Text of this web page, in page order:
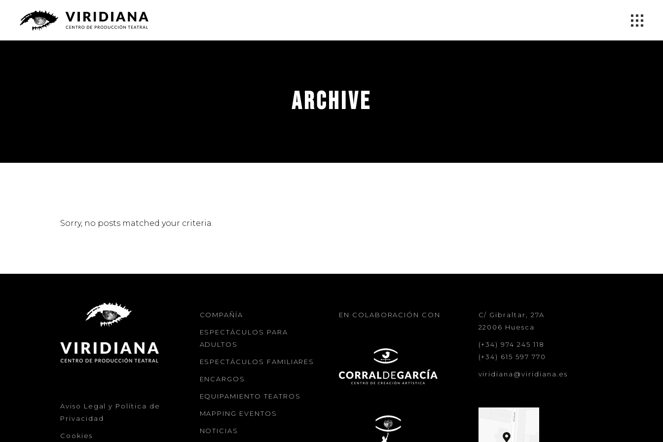
Archive
Sorry, no posts matched your criteria.
Aviso Legal y Política de
Privacidad
Cookies
COMPAÑÍA
ESPECTÁCULOS PARA
ADULTOS
ESPECTÁCULOS FAMILIARES
ENCARGOS
EQUIPAMIENTO TEATROS
MAPPING EVENTOS
NOTICIAS
EN COLABORACIÓN CON
C/ Gibraltar, 27A
22006 Huesca
(+34) 974 245 118
(+34) 615 597 770
viridiana@viridiana.es